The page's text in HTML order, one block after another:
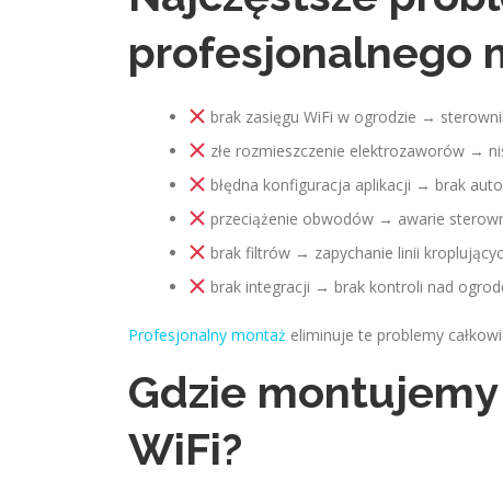
profesjonalnego
brak zasięgu WiFi w ogrodzie →
złe rozmieszczenie elektrozaworów →
błędna konfiguracja aplikacji → brak
przeciążenie obwodów → awarie
brak filtrów → zapychanie linii
brak integracji → brak kontroli nad
Profesjonalny montaż eliminuje te problemy
Gdzie
WiFi?